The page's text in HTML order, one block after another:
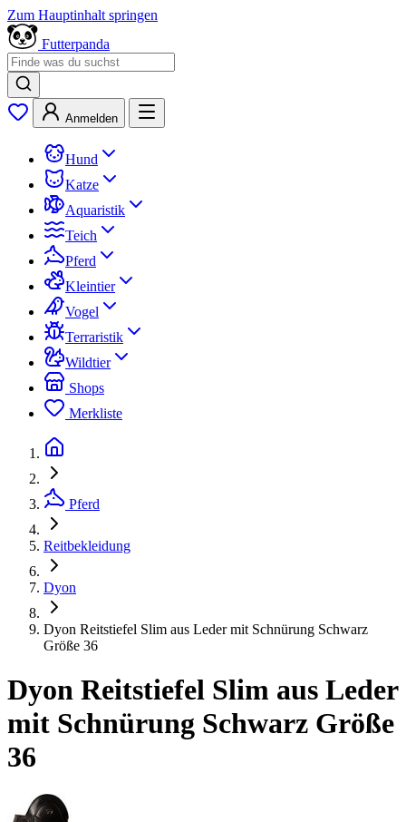
Zum Hauptinhalt springen
Futterpanda
Anmelden
Hund
Katze
Aquaristik
Teich
Pferd
Kleintier
Vogel
Terraristik
Wildtier
Shops
Merkliste
Pferd
Reitbekleidung
Dyon
Dyon Reitstiefel Slim aus Leder mit Schnürung Schwarz
Größe 36
Dyon Reitstiefel Slim aus Leder
mit Schnürung Schwarz Größe
36